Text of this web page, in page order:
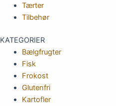
Tærter
Tilbehør
KATEGORIER
Bælgfrugter
Fisk
Frokost
Glutenfri
Kartofler